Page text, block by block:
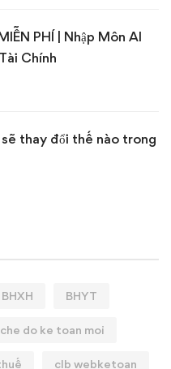
PHÍ | Nhập Môn AI
Chính
thay đổi thế nào trong
BHXH BHYT
che do ke toan moi
clb webketoan